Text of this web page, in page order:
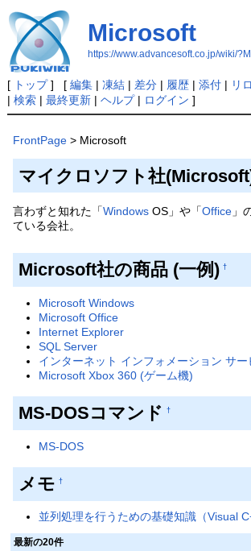
Microsoft
https://www.advancesoft.co.jp/wiki/
[ トップ] [ 編集| 凍結| 差分| 履歴| 添付| リ
| 検索| 最終更新| ヘルプ| ログイン ]
FrontPage > Microsoft
マイクロソフト社
言わずと知れた「Windows OS」や「Office 」
ている会社。
Microsoft社の商品 (一例) †
Microsoft Windows
Microsoft Office
Internet Explorer
SQL Server
インターネット インフォメーション サー
Microsoft Xbox 360 (ゲーム機)
MS-DOSコマンド †
MS-DOS
メモ †
並列処理を行うための基礎知識（Visual
最新の20件